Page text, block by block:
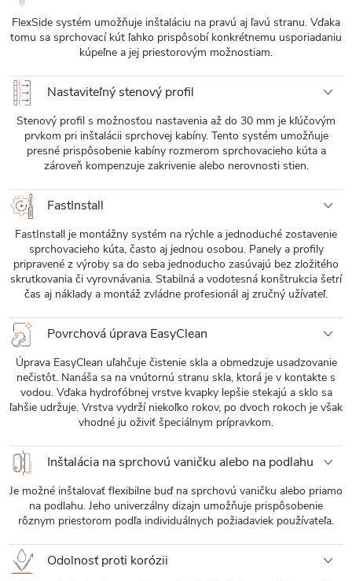
FlexSide systém umožňuje inštaláciu na pravú aj ľavú stranu. Vďaka
tomu sa sprchovací kút ľahko prispôsobí konkrétnemu usporiadaniu
kúpeľne a jej priestorovým možnostiam.
Nastaviteľný stenový profil
Stenový profil s možnosťou nastavenia až do 30 mm je kľúčovým
prvkom pri inštalácii sprchovej kabíny. Tento systém umožňuje
presné prispôsobenie kabíny rozmerom sprchovacieho kúta a
zároveň kompenzuje zakrivenie alebo nerovnosti stien.
FastInstall
FastInstall je montážny systém na rýchle a jednoduché zostavenie
sprchovacieho kúta, často aj jednou osobou. Panely a profily
pripravené z výroby sa do seba jednoducho zasúvajú bez zložitého
skrutkovania či vyrovnávania. Stabilná a vodotesná konštrukcia šetrí
čas aj náklady a montáž zvládne profesionál aj zručný užívateľ.
Povrchová úprava EasyClean
Úprava EasyClean uľahčuje čistenie skla a obmedzuje usadzovanie
nečistôt. Nanáša sa na vnútornú stranu skla, ktorá je v kontakte s
vodou. Vďaka hydrofóbnej vrstve kvapky lepšie stekajú a sklo sa
ľahšie udržuje. Vrstva vydrží niekoľko rokov, po dvoch rokoch je však
vhodné ju oživiť špeciálnym prípravkom.
Inštalácia na sprchovú vaničku alebo na podlahu
Je možné inštalovať flexibilne buď na sprchovú vaničku alebo priamo
na podlahu. Jeho univerzálny dizajn umožňuje prispôsobenie
rôznym priestorom podľa individuálnych požiadaviek používateľa.
Odolnosť proti korózii